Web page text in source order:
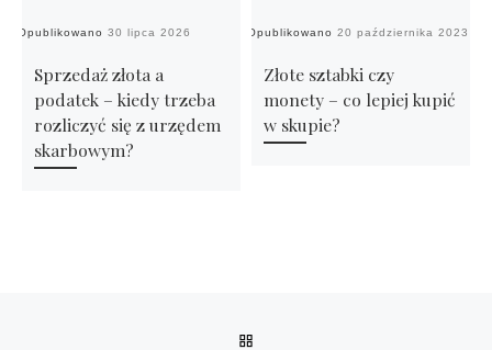
Opublikowano30 lipca 2026
Sprzedaż złota a
podatek – kiedy trzeba
rozliczyć się z urzędem
skarbowym?
Opublikowano20 października 2023
Złote sztabki czy
monety – co lepiej kupić
w skupie?